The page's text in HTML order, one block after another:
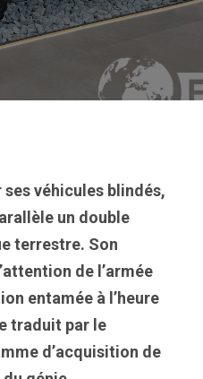
véhicules blindés,
un double
terrestre. Son
de l’armée
entamée à l’heure
traduit par le
d’acquisition de